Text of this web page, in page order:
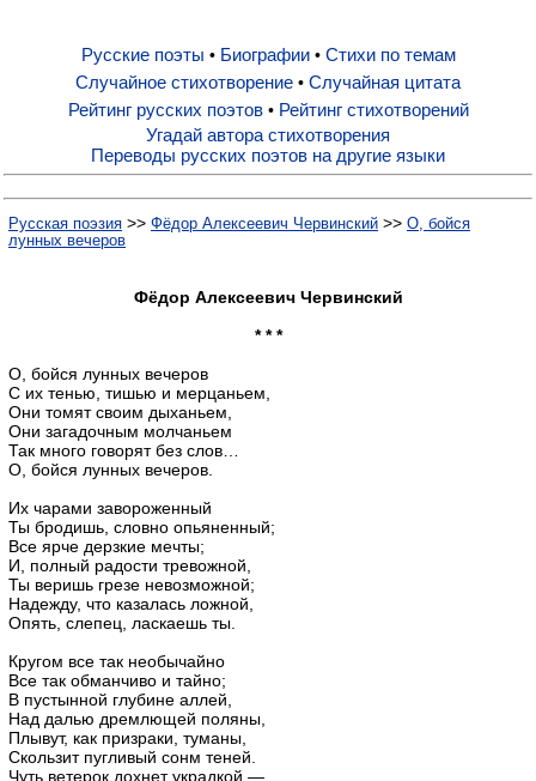
Русские поэты
Биографии
Стихи по темам
Рейтинг русских поэтов
Русские поэты • Биографии• Стихи по темам
Случайное стихотворение • Случайная цитата
Рейтинг русских поэтов• Рейтинг стихотворений
Угадай автора стихотворения
Переводы русских поэтов на другие языки
Русская поэзия >> Фёдор Алексеевич Червинский >> О, бойся
лунных вечеров
Фёдор Алексеевич Червинский
* * *
О, бойся лунных вечеров
С их тенью, тишью и мерцаньем,
Они томят своим дыханьем,
Они загадочным молчаньем
Так много говорят без слов…
О, бойся лунных вечеров.
Их чарами завороженный
Ты бродишь, словно опьяненный;
Все ярче дерзкие мечты;
И, полный радости тревожной,
Ты веришь грезе невозможной;
Надежду, что казалась ложной,
Опять, слепец, ласкаешь ты.
Кругом все так необычайно
Все так обманчиво и тайно;
В пустынной глубине аллей,
Над далью дремлющей поляны,
Плывут, как призраки, туманы,
Скользит пугливый сонм теней.
Чуть ветерок дохнет украдкой —